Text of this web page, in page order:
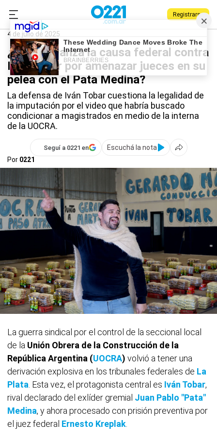
Registrarse
0221.com.ar
Iván Tobar
4 de julio de 2025
¿Cómo avanza la causa federal contra
Iván Tobar por amenazar jueces en su
pelea con el Pata Medina?
La defensa de Iván Tobar cuestiona la legalidad de
la imputación por el video que habría buscado
condicionar a magistrados en medio de la interna
de la UOCRA.
Seguí a 0221 en
Escuchá la nota
Por 0221
La guerra sindical por el control de la seccional local
de la Unión Obrera de la Construcción de la
República Argentina (UOCRA) volvió a tener una
derivación explosiva en los tribunales federales de La
Plata . Esta vez, el protagonista central es Iván Tobar,
rival declarado del exlíder gremial Juan Pablo "Pata"
Medina, y ahora procesado con prisión preventiva por
el juez federal Ernesto Kreplak